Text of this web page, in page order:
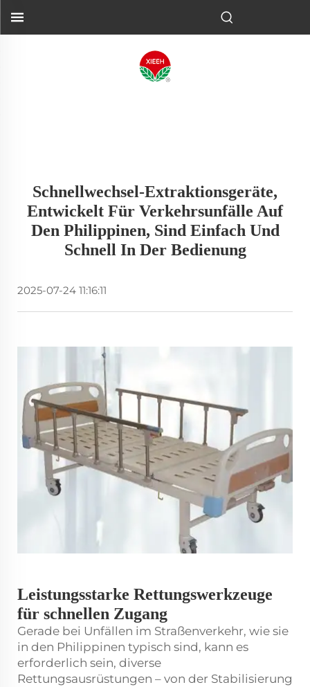
Schnellwechsel-Extraktionsgeräte,
Entwickelt Für Verkehrsunfälle Auf
Den Philippinen, Sind Einfach Und
Schnell In Der Bedienung
2025-07-24 11:16:11
Leistungsstarke Rettungswerkzeuge
für schnellen Zugang
Gerade bei Unfällen im Straßenverkehr, wie sie
in den Philippinen typisch sind, kann es
erforderlich sein, diverse
Rettungsausrüstungen – von der Stabilisierung